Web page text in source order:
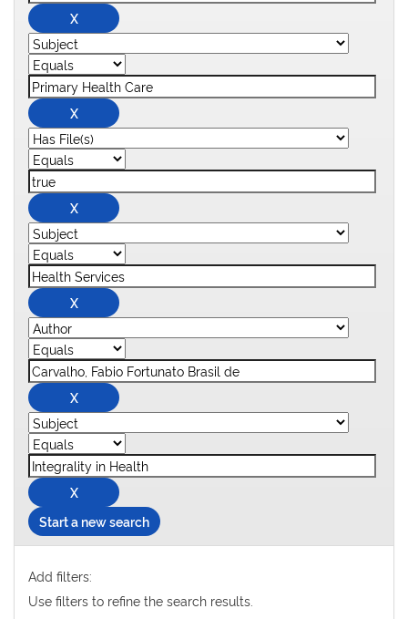
Start a new search
Add filters:
Use filters to refine the search results.